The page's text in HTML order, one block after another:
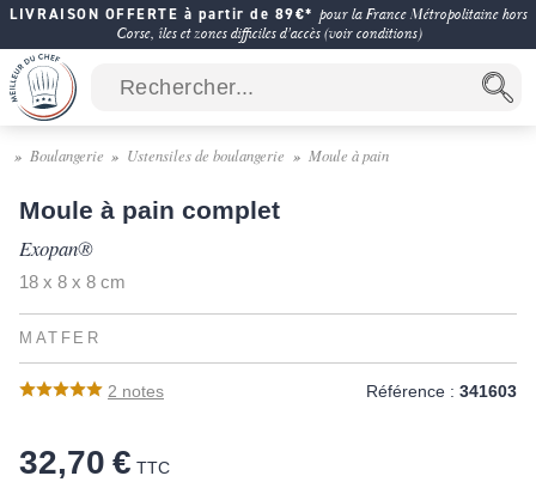
LIVRAISON OFFERTE à partir de 89€* pour la France Métropolitaine hors
Corse, îles et zones difficiles d'accès (voir conditions)
Boulangerie Ustensiles de boulangerie Moule à pain
Moule à pain complet
Exopan®
18 x 8 x 8 cm
MATFER
2 notes Référence : 341603
32,70 € TTC